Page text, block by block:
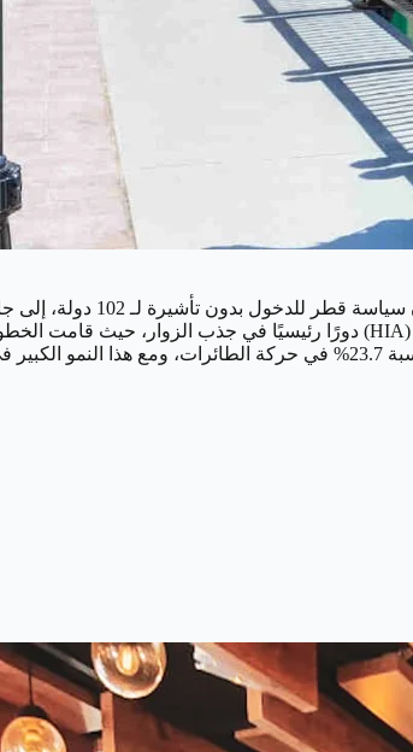
لقد كانت سهولة إجراءات الحصول على
مليون مسافر خلال السنة المالية 2023-2024، بينما استقبل مطار حمد الدولي 48.7 مليون مسافر، مسجلاً